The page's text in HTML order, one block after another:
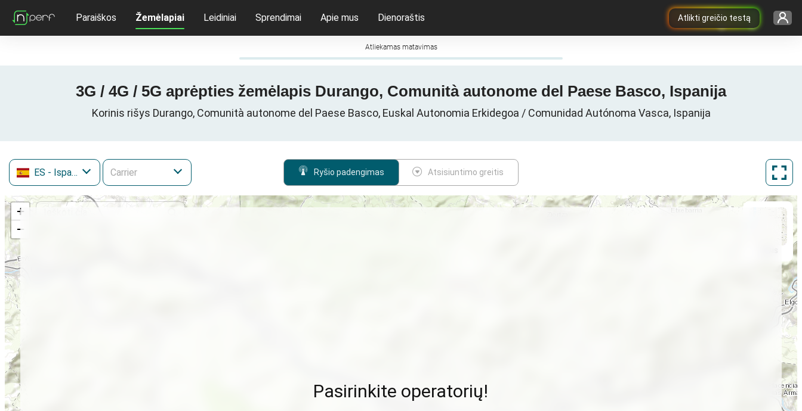
Atlikti greičio testą
Paraiškos Žemėlapiai Leidiniai Sprendimai Apie mus Dienoraštis
Atliekamas matavimas
3G / 4G / 5G aprėpties žemėlapis Durango, Comunità autonome del Paese Basco, Ispanija
Korinis rišys Durango, Comunità autonome del Paese Basco, Euskal Autonomia Erkidegoa / Comunidad Autónoma Vasca, Ispanija
ES - Ispanija Ryšio padengimas Atsisiuntimo greitis
+
−
Pasirinkite operatorių!